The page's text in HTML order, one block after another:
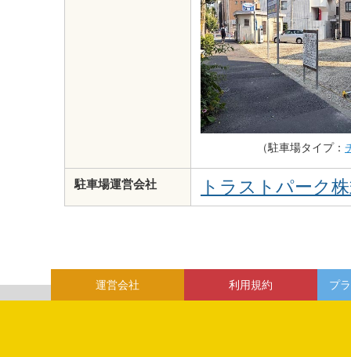
（駐車場タイプ：
駐車場運営会社 トラストパーク
運営会社 利用規約 プ